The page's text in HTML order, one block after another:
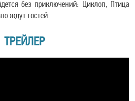
без приключений: Циклоп, Птица
ждут гостей.
ТРЕЙЛЕР